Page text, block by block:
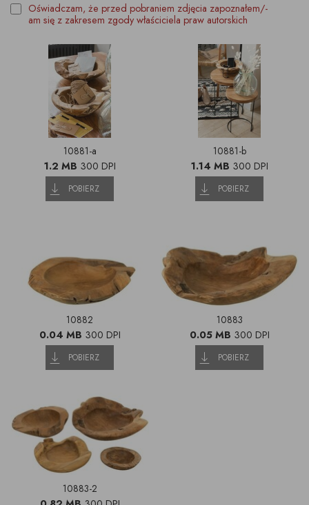
Oświadczam, że przed pobraniem zdjęcia zapoznałem/-
am się z zakresem zgody właściciela praw autorskich
10881-a
1.2 MB 300 DPI
POBIERZ
10881-b
1.14 MB 300 DPI
POBIERZ
10882
0.04 MB 300 DPI
POBIERZ
10883
0.05 MB 300 DPI
POBIERZ
10883-2